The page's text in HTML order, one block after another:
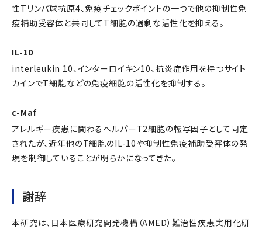
性Tリンパ球抗原4、免疫チェックポイントの一つで他の抑制性免
疫補助受容体と共同してT細胞の過剰な活性化を抑える。
IL-10
interleukin 10、インターロイキン10、抗炎症作用を持つサイト
カインでT細胞などの免疫細胞の活性化を抑制する。
c-Maf
アレルギー疾患に関わるヘルパーT2細胞の転写因子として同定
されたが、近年他のT細胞のIL-10や抑制性免疫補助受容体の発
現を制御していることが明らかになってきた。
謝辞
本研究は、日本医療研究開発機構（AMED）難治性疾患実用化研